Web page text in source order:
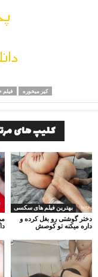
فیلم کیر میخوره
کلیپ های
بهترین فیلم های سکسی
دختر گوشتی رو بغل کرده و
داره میکنه تو کوصش